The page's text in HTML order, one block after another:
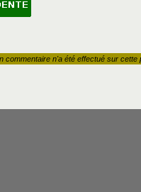
commentaire n'a été effectué sur cette